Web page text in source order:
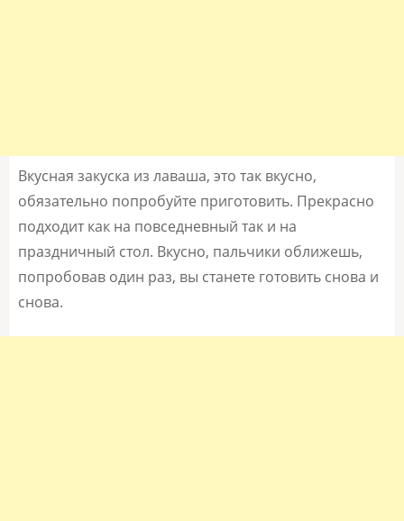
Вкусная закуска из лаваша, это так вкусно,
обязательно попробуйте приготовить. Прекрасно
подходит как на повседневный так и на
праздничный стол. Вкусно, пальчики оближешь,
попробовав один раз, вы станете готовить снова и
снова.